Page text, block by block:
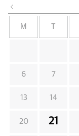
M
6 7
13 14
20 21